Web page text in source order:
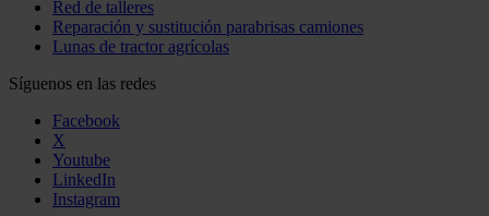
Red de talleres
Reparación y sustitución parabrisas camiones
Lunas de tractor agrícolas
Síguenos en las redes
Facebook
X
Youtube
LinkedIn
Instagram